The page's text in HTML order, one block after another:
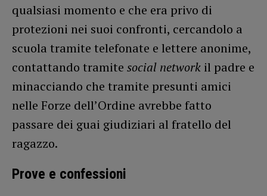
qualsiasi momento e che era privo di
protezioni nei suoi confronti, cercandolo a
scuola tramite telefonate e lettere anonime,
contattando tramite social network il padre e
minacciando che tramite presunti amici
nelle Forze dell’Ordine avrebbe fatto
passare dei guai giudiziari al fratello del
ragazzo.
Prove e confessioni